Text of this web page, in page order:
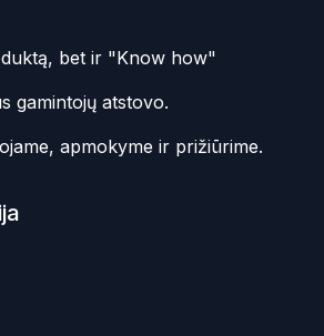
bet ir "Know how"
gamintojų atstovo.
apmokyme ir prižiūrime.